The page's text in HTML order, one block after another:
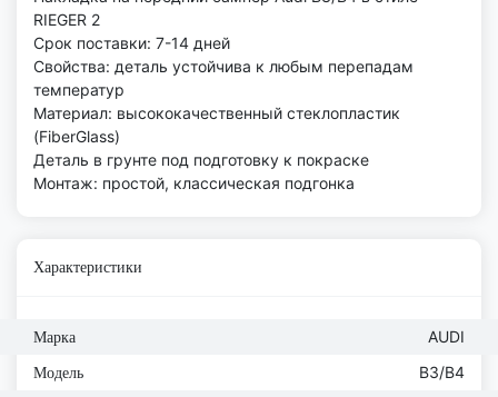
RIEGER 2
Срок поставки: 7-14 дней
Свойства: деталь устойчива к любым перепадам
температур
Материал: высококачественный стеклопластик
(FiberGlass)
Деталь в грунте под подготовку к покраске
Монтаж: простой, классическая подгонка
Характеристики
Марка AUDI
Модель B3/B4